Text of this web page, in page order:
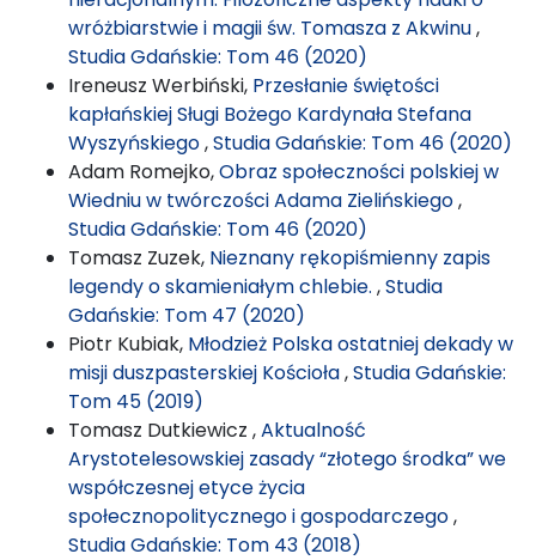
wróżbiarstwie i magii św. Tomasza z Akwinu,
Studia Gdańskie: Tom 46 (2020)
Ireneusz Werbiński, Przesłanie świętości
kapłańskiej Sługi Bożego Kardynała Stefana
Wyszyńskiego,Studia Gdańskie: Tom 46 (2020)
Adam Romejko,Obraz społeczności polskiej w
Wiedniu w twórczości Adama Zielińskiego,
Studia Gdańskie: Tom 46 (2020)
Tomasz Zuzek, Nieznany rękopiśmienny zapis
legendy o skamieniałym chlebie. ,Studia
Gdańskie: Tom 47 (2020)
Piotr Kubiak, Młodzież Polska ostatniej dekady w
misji duszpasterskiej Kościoła,Studia Gdańskie:
Tom 45 (2019)
Tomasz Dutkiewicz ,Aktualność
Arystotelesowskiej zasady “złotego środka” we
współczesnej etyce życia
społecznopolitycznego i gospodarczego,
Studia Gdańskie: Tom 43 (2018)